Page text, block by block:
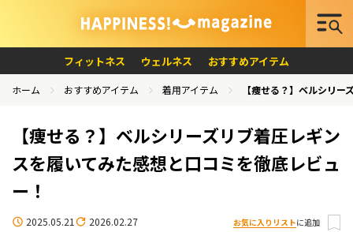
フィットネス ウェルネス おすすめアイテム
ホーム おすすめアイテム 着用アイテム 【痩せる？】ベルシリ
【痩せる？】ベルシリーズリブ着圧レギン
スを履いてみた感想と口コミを徹底レビュ
ー！
2025.05.21 2026.02.27 お気に入りリストに追加